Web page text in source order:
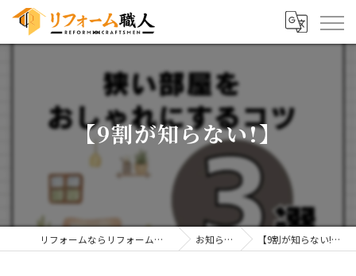
【9割が知らない!】
リフォームならリフォーム職人 お知らせ 【9割が知らない!】